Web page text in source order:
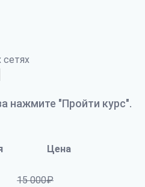
сетях
нажмите "Пройти курс".
Цена
15 000₽